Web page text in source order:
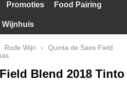
Promoties Food Pairing
Wijnhuis
Rode Wijn ›
Quinta de Saes Field
Blend 2018 Tinto